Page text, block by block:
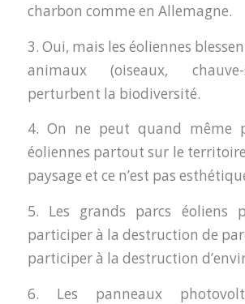
charbon comme en Allemagne.
3. Oui, mais les éoliennes
animaux (oiseaux,
perturbent la biodiversité.
4. On ne peut quand même
éoliennes partout sur le
paysage et ce n’est pas
5. Les grands parcs éoliens
participer à la destruction de
participer à la destruction
6. Les panneaux